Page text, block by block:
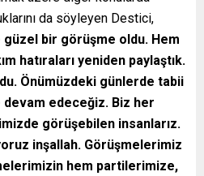
da söyleyen Destici,
bir görüşme oldu. Hem
hatıraları yeniden paylaştık.
Önümüzdeki günlerde tabii
edeceğiz. Biz her
görüşebilen insanlarız.
inşallah. Görüşmelerimiz
hem partilerimize,